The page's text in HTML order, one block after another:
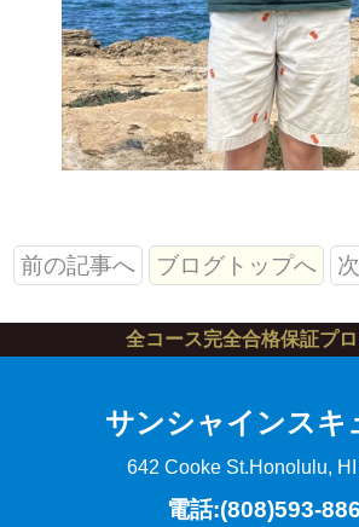
前の記事へ ブログトップへ
全コース完全合格保証プ
サンシャインスキ
642 Cooke St.Honolulu,
電話:(808)593-